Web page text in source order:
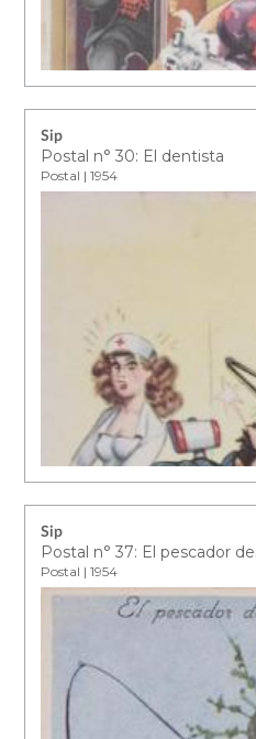
Sip
Postal n° 30: El dentista
Postal | 1954
Sip
Postal n° 37: El pescador
Postal | 1954